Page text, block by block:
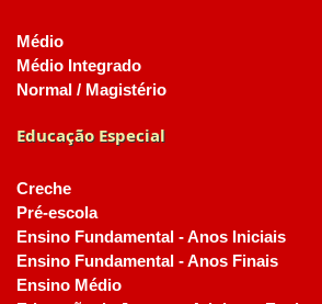
Médio
Médio Integrado
Normal / Magistério
Educação Especial
Creche
Pré-escola
Ensino Fundamental - Anos Iniciais
Ensino Fundamental - Anos Finais
Ensino Médio